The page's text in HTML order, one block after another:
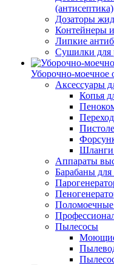
(антисептика)
Дозаторы
Контейнеры
Липкие
Сушилки для
Уборочно-моечное
Аксессуары
Копья
Шланги
Аппараты
Барабаны
Пылесосы